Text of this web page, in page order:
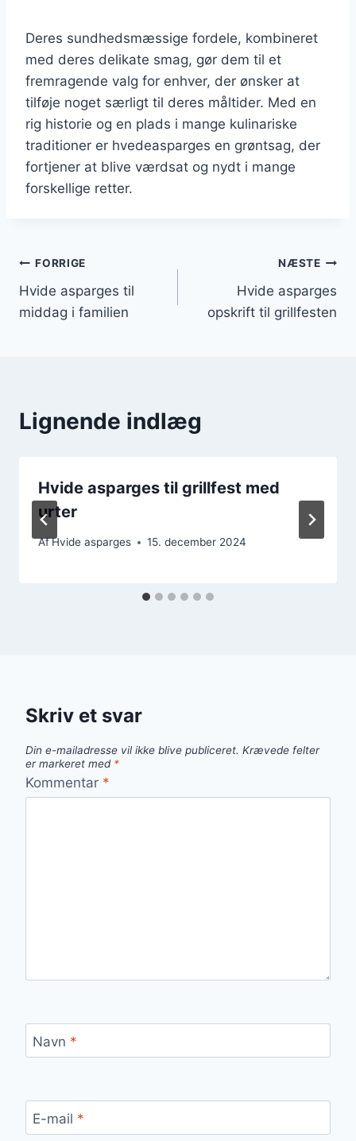
Deres sundhedsmæssige fordele, kombineret
med deres delikate smag, gør dem til et
fremragende valg for enhver, der ønsker at
tilføje noget særligt til deres måltider. Med en
rig historie og en plads i mange kulinariske
traditioner er hvedeasparges en grøntsag, der
fortjener at blive værdsat og nydt i mange
forskellige retter.
Indlægsnavigation
FORRIGE
Hvide asparges til
middag i familien
NÆSTE
Hvide asparges
opskrift til grillfesten
Lignende indlæg
Hvide asparges til grillfest med
urter
AfHvide asparges 15. december 2024
Skriv et svar
Din e-mailadresse vil ikke blive publiceret. Krævede felter
er markeret med *
Kommentar *
Navn *
E-mail *